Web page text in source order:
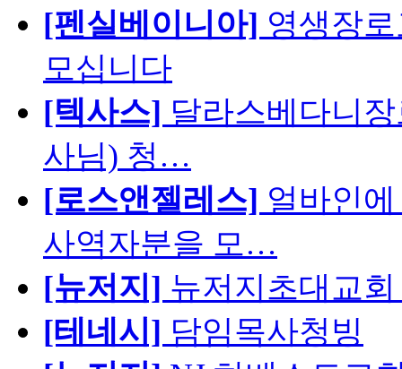
[펜실베이니아] 영생장
모십니다
[텍사스] 달라스베다니
사님) 청…
[로스앤젤레스] 얼바인
사역자분을 모…
[뉴저지] 뉴저지초대교
[테네시] 담임목사청빙